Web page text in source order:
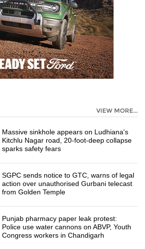
VIEW MORE...
Massive sinkhole appears on Ludhiana's
Kitchlu Nagar road, 20-foot-deep collapse
sparks safety fears
SGPC sends notice to GTC, warns of legal
action over unauthorised Gurbani telecast
from Golden Temple
Punjab pharmacy paper leak protest:
Police use water cannons on ABVP, Youth
Congress workers in Chandigarh